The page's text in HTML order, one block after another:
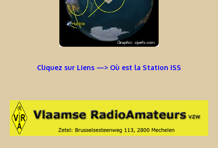
Cliquez sur Liens —> Où est la Station ISS